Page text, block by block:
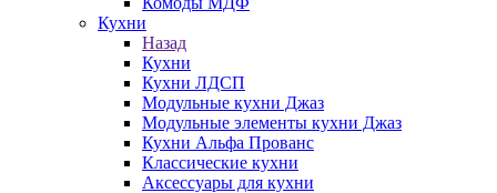
Кухни
Назад
Кухни
Кухни ЛДСП
Модульные кухни Джаз
Модульные элементы кухни Джаз
Кухни Альфа Прованс
Классические кухни
Аксессуары для кухни